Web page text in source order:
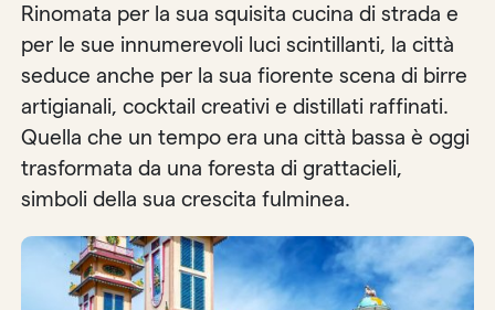
Rinomata per la sua squisita cucina di strada e
per le sue innumerevoli luci scintillanti, la città
seduce anche per la sua fiorente scena di birre
artigianali, cocktail creativi e distillati raffinati.
Quella che un tempo era una città bassa è oggi
trasformata da una foresta di grattacieli,
simboli della sua crescita fulminea.